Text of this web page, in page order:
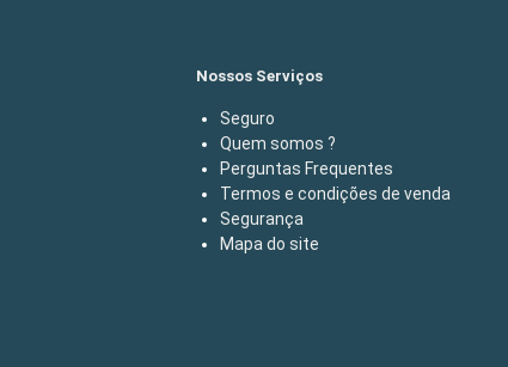
Nossos Serviços
Seguro
Quem somos ?
Perguntas Frequentes
Termos e condições de venda
Segurança
Mapa do site